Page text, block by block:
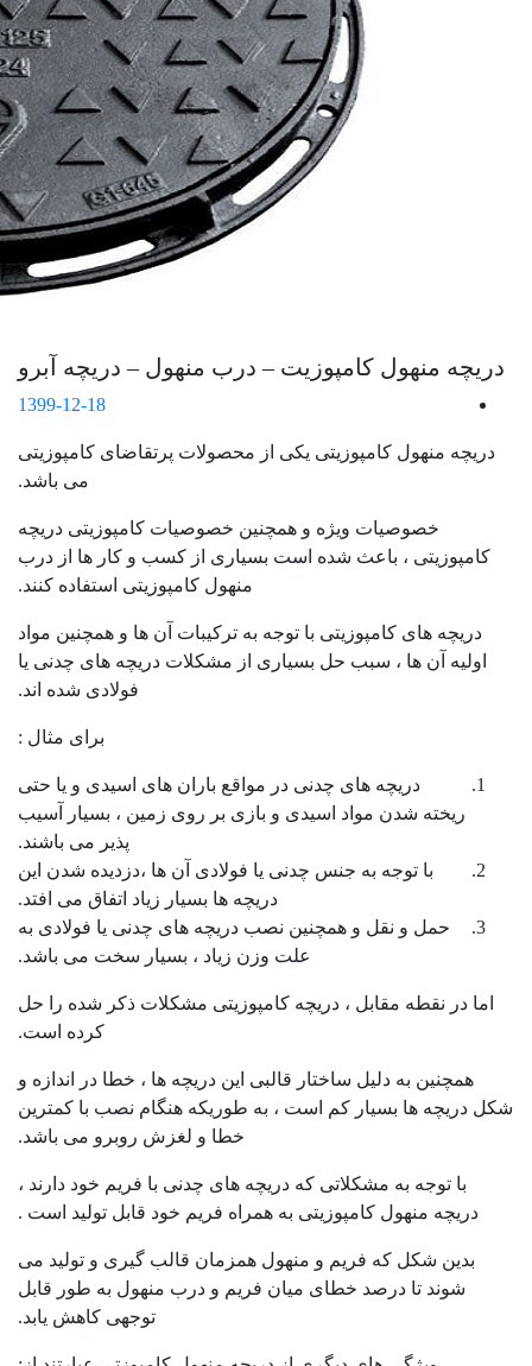
دریچه منهول کامپوزیت – درب منهول – دریچه آبرو
1399-12-18
دریچه منهول کامپوزیتی یکی از محصولات پرتقاضای کامپوزیتی
می باشد.
خصوصیات ویژه و همچنین خصوصیات کامپوزیتی دریچه
کامپوزیتی ، باعث شده است بسیاری از کسب و کار ها از درب
منهول کامپوزیتی استفاده کنند.
دریچه های کامپوزیتی با توجه به ترکیبات آن ها و همچنین مواد
اولیه آن ها ، سبب حل بسیاری از مشکلات دریچه های چدنی یا
فولادی شده اند.
برای مثال :
دریچه های چدنی در مواقع باران های اسیدی و یا حتی
ریخته شدن مواد اسیدی و بازی بر روی زمین ، بسیار آسیب
پذیر می باشند.
با توجه به جنس چدنی یا فولادی آن ها ،دزدیده شدن این
دریچه ها بسیار زیاد اتفاق می افتد.
حمل و نقل و همچنین نصب دریچه های چدنی یا فولادی به
علت وزن زیاد ، بسیار سخت می باشد.
اما در نقطه مقابل ، دریچه کامپوزیتی مشکلات ذکر شده را حل
کرده است.
همچنین به دلیل ساختار قالبی این دریچه ها ، خطا در اندازه و
شکل دریچه ها بسیار کم است ، به طوریکه هنگام نصب با کمترین
خطا و لغزش روبرو می باشد.
با توجه به مشکلاتی که دریچه های چدنی با فریم خود دارند ،
دریچه منهول کامپوزیتی به همراه فریم خود قابل تولید است .
بدین شکل که فریم و منهول همزمان قالب گیری و تولید می
شوند تا درصد خطای میان فریم و درب منهول به طور قابل
توجهی کاهش یابد.